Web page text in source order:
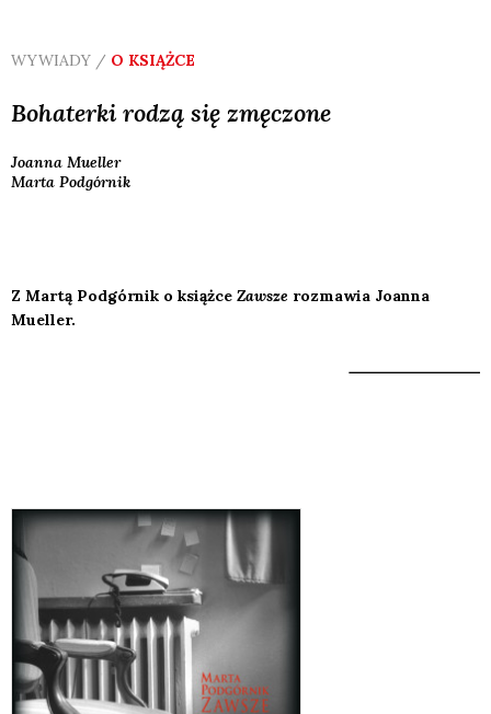
WYWIADY / O KSIĄŻCE
Bohaterki rodzą się zmęczone
Joanna Mueller
Marta Podgórnik
Z Martą Podgórnik o książce Zawsze rozmawia Joanna
Mueller.